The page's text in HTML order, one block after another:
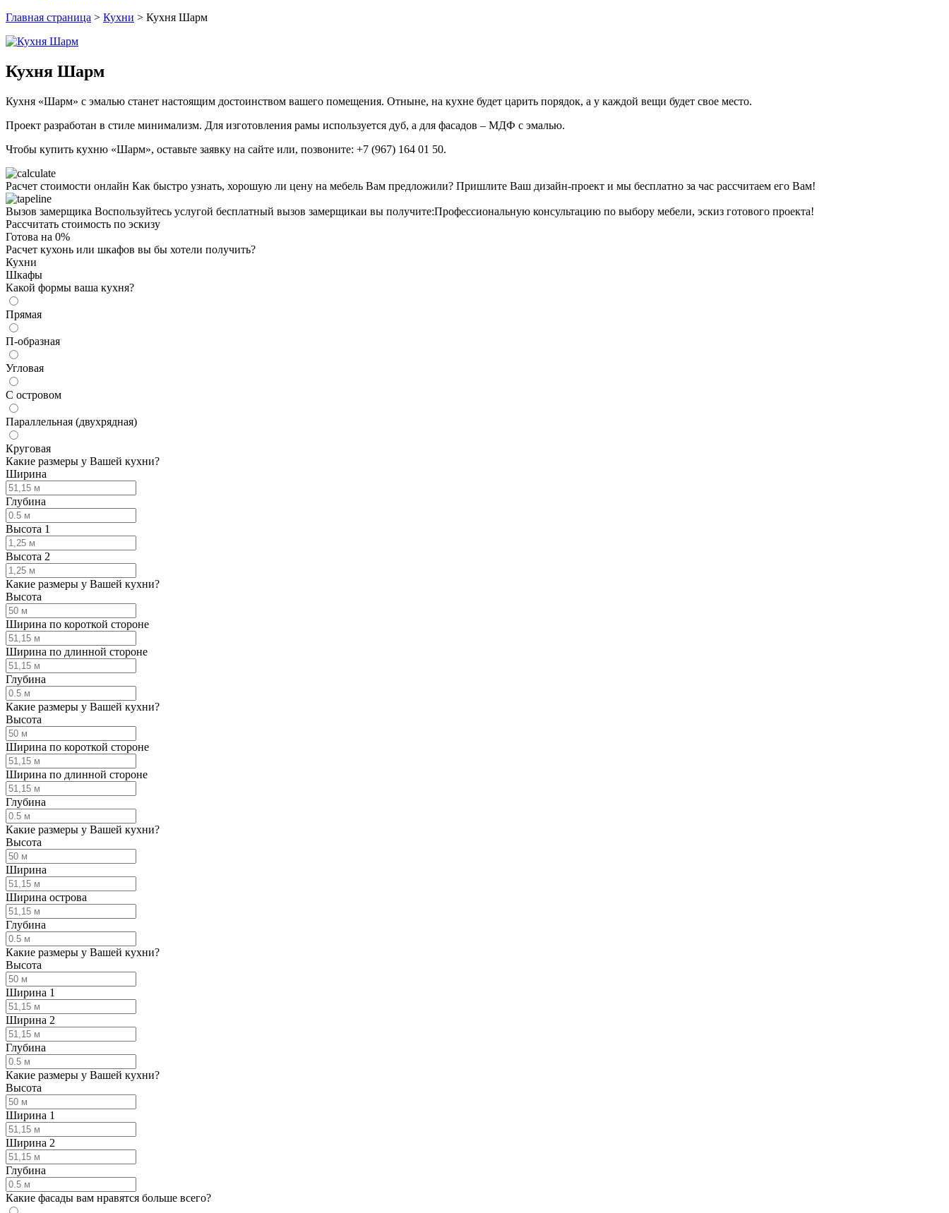
Главная страница > Кухни > Кухня Шарм
Кухня Шарм
Кухня «Шарм» с эмалью станет настоящим достоинством вашего помещения. Отныне, на кухне будет царить порядок, а у каждой вещи будет свое место.
Проект разработан в стиле минимализм. Для изготовления рамы используется дуб, а для фасадов – МДФ с эмалью.
Чтобы купить кухню «Шарм», оставьте заявку на сайте или, позвоните: +7 (967) 164 01 50.
Расчет стоимости онлайн Как быстро узнать, хорошую ли цену на мебель Вам предложили? Пришлите Ваш дизайн-проект и мы бесплатно за час рассчитаем его Вам!
Вызов замерщика Воспользуйтесь услугой бесплатный вызов замерщикаи вы получите:Профессиональную консультацию по выбору мебели, эскиз готового проекта!
Рассчитать стоимость по эскизу
Готова на 0%
Расчет кухонь или шкафов вы бы хотели получить?
Кухни
Шкафы
Какой формы ваша кухня?
Прямая
П-образная
Угловая
С островом
Параллельная (двухрядная)
Круговая
Какие размеры у Вашей кухни?
Ширина
Глубина
Высота 1
Высота 2
Какие размеры у Вашей кухни?
Высота
Ширина по короткой стороне
Ширина по длинной стороне
Глубина
Какие размеры у Вашей кухни?
Высота
Ширина по короткой стороне
Ширина по длинной стороне
Глубина
Какие размеры у Вашей кухни?
Высота
Ширина
Ширина острова
Глубина
Какие размеры у Вашей кухни?
Высота
Ширина 1
Ширина 2
Глубина
Какие размеры у Вашей кухни?
Высота
Ширина 1
Ширина 2
Глубина
Какие фасады вам нравятся больше всего?